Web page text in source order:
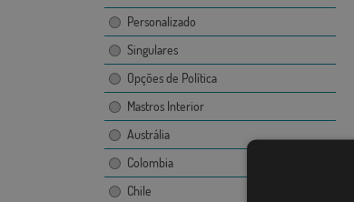
Personalizado
Singulares
Opções de Política
Mastros Interior
Austrália
Colombia
Chile